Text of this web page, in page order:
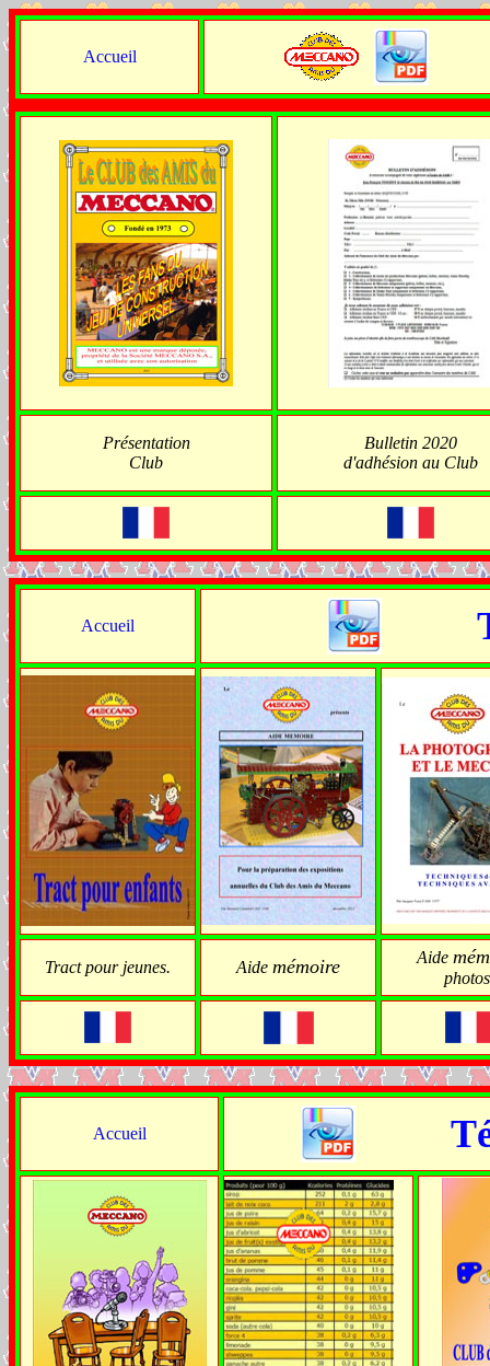
Accueil
Présentation
Club
Bulletin 2020
d'adhésion au Club
Accueil
Tract pour jeunes. Aide mémoire Aide
Accueil